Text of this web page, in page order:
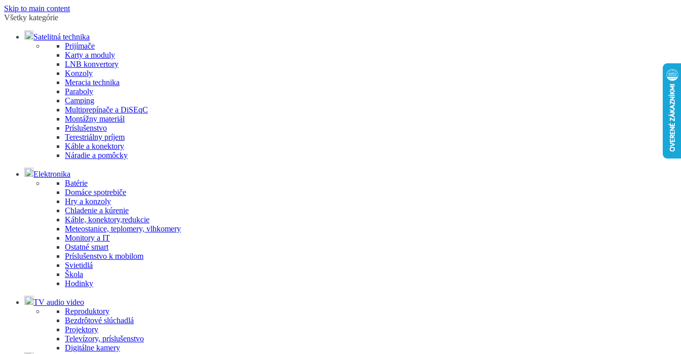
Skip to main content
Všetky kategórie
Satelitná technika
Prijímače
Karty a moduly
LNB konvertory
Konzoly
Meracia technika
Paraboly
Camping
Multiprepínače a DiSEqC
Montážny materiál
Príslušenstvo
Terestriálny príjem
Káble a konektory
Náradie a pomôcky
Elektronika
Batérie
Domáce spotrebiče
Hry a konzoly
Chladenie a kúrenie
Káble, konektory,redukcie
Meteostanice, teplomery, vlhkomery
Monitory a IT
Ostatné smart
Príslušenstvo k mobilom
Svietidlá
Škola
Hodinky
TV audio video
Reproduktory
Bezdrôtové slúchadlá
Projektory
Televízory, príslušenstvo
Digitálne kamery